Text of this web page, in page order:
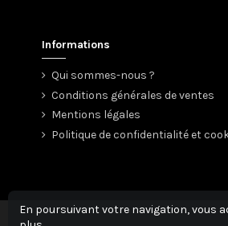
Informations
Qui sommes-nous ?
Conditions générales de ventes
Mentions légales
Politique de confidentialité et
En poursuivant votre navigation, vous